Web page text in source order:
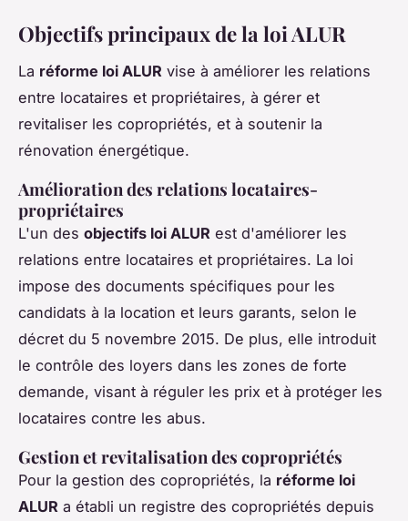
Objectifs principaux de la loi ALUR
La réforme loi ALUR vise à améliorer les relations
entre locataires et propriétaires, à gérer et
revitaliser les copropriétés, et à soutenir la
rénovation énergétique.
Amélioration des relations locataires-
propriétaires
L'un des objectifs loi ALUR est d'améliorer les
relations entre locataires et propriétaires. La loi
impose des documents spécifiques pour les
candidats à la location et leurs garants, selon le
décret du 5 novembre 2015. De plus, elle introduit
le contrôle des loyers dans les zones de forte
demande, visant à réguler les prix et à protéger les
locataires contre les abus.
Gestion et revitalisation des copropriétés
Pour la gestion des copropriétés, la réforme loi
ALUR a établi un registre des copropriétés depuis